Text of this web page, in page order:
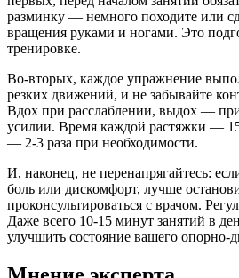
разминку — немного походите или
вращения руками и ногами. Это
тренировке.
Во-вторых, каждое упражнение
резких движений, и не забывайте
Вдох при расслаблении, выдох —
усилии. Время каждой растяжки —
— 2-3 раза при необходимости.
И, наконец, не перенапрягайтесь:
боль или дискомфорт, лучше
проконсультироваться с врачом.
Даже всего 10-15 минут занятий в
улучшить состояние вашего опорно-